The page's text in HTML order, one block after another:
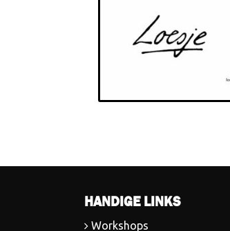
HANDIGE LINKS
Workshops